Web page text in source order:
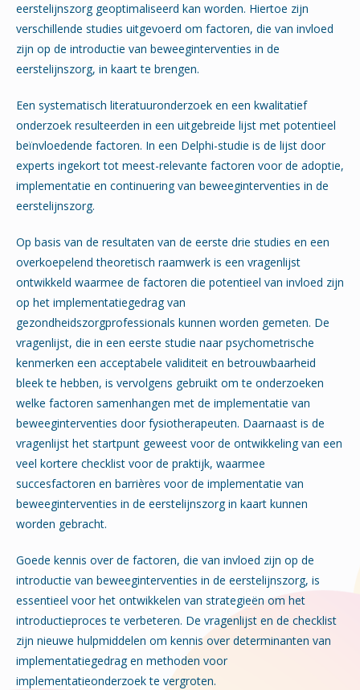
eerstelijnszorg geoptimaliseerd kan worden. Hiertoe zijn
verschillende studies uitgevoerd om factoren, die van invloed
zijn op de introductie van beweeginterventies in de
eerstelijnszorg, in kaart te brengen.
Een systematisch literatuuronderzoek en een kwalitatief
onderzoek resulteerden in een uitgebreide lijst met potentieel
beïnvloedende factoren. In een Delphi-studie is de lijst door
experts ingekort tot meest-relevante factoren voor de adoptie,
implementatie en continuering van beweeginterventies in de
eerstelijnszorg.
Op basis van de resultaten van de eerste drie studies en een
overkoepelend theoretisch raamwerk is een vragenlijst
ontwikkeld waarmee de factoren die potentieel van invloed zijn
op het implementatiegedrag van
gezondheidszorgprofessionals kunnen worden gemeten. De
vragenlijst, die in een eerste studie naar psychometrische
kenmerken een acceptabele validiteit en betrouwbaarheid
bleek te hebben, is vervolgens gebruikt om te onderzoeken
welke factoren samenhangen met de implementatie van
beweeginterventies door fysiotherapeuten. Daarnaast is de
vragenlijst het startpunt geweest voor de ontwikkeling van een
veel kortere checklist voor de praktijk, waarmee
succesfactoren en barrières voor de implementatie van
beweeginterventies in de eerstelijnszorg in kaart kunnen
worden gebracht.
Goede kennis over de factoren, die van invloed zijn op de
introductie van beweeginterventies in de eerstelijnszorg, is
essentieel voor het ontwikkelen van strategieën om het
introductieproces te verbeteren. De vragenlijst en de checklist
zijn nieuwe hulpmiddelen om kennis over determinanten van
implementatiegedrag en methoden voor
implementatieonderzoek te vergroten.